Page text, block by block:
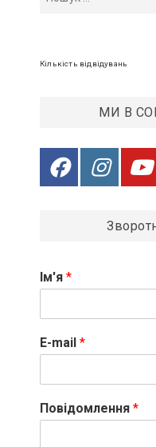
Кількість відвідувань
МИ В
Ім'я *
E-mail *
Повідомлення *